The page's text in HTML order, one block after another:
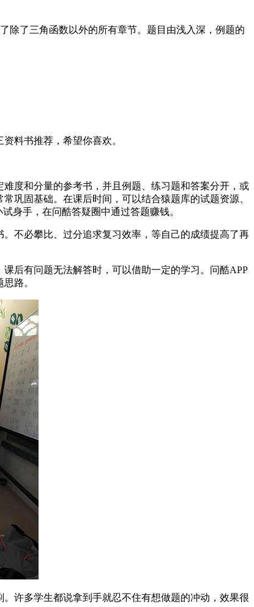
除了三角函数以外的所有章节。题目由浅入深，例题的
料书推荐，希望你喜欢。
度和分量的参考书，并且例题、练习题和答案分开，或
巩固基础。在课后时间，可以结合猿题库的试题资源、
身手，在问酷答疑圈中通过答题赚钱。
不必攀比、过分追求复习效率，等自己的成绩提高了再
后有问题无法解答时，可以借助一定的学习。问酷APP
路。
许多学生都说拿到手就忍不住有想做题的冲动，效果很